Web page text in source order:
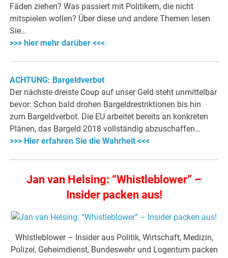
Fäden ziehen? Was passiert mit Politikern, die nicht
mitspielen wollen? Über diese und andere Themen lesen
Sie…
>>> hier mehr darüber <<<
ACHTUNG: Bargeldverbot
Der nächste dreiste Coup auf unser Geld steht unmittelbar
bevor: Schon bald drohen Bargeldrestriktionen bis hin
zum Bargeldverbot. Die EU arbeitet bereits an konkreten
Plänen, das Bargeld 2018 vollständig abzuschaffen…
>>> Hier erfahren Sie die Wahrheit <<<
Jan van Helsing: “Whistleblower” –
Insider packen aus!
Whistleblower – Insider aus Politik, Wirtschaft, Medizin,
Polizei, Geheimdienst, Bundeswehr und Logentum packen